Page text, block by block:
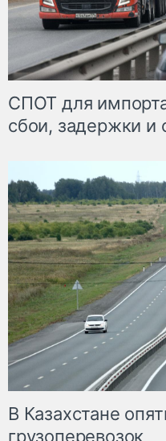
СПОТ для
сбои, задержки
В Казахстане
грузоперевозок